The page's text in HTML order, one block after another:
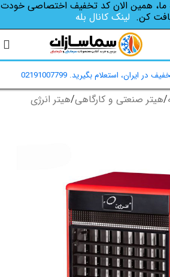
ما، همین الان کد تخفیف اختصاصی‌ خودت
کن. لینک کانال بله
استعلام بگیرید. 02191007799
/هیتر صنعتی و کارگاهی/هیتر انرژی